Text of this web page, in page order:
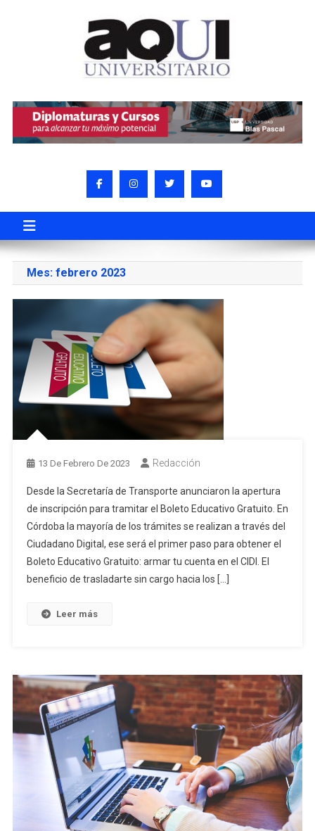
Mes: febrero 2023
13 De Febrero De 2023 Redacción
Desde la Secretaría de Transporte anunciaron la apertura
de inscripción para tramitar el Boleto Educativo Gratuito. En
Córdoba la mayoría de los trámites se realizan a través del
Ciudadano Digital, ese será el primer paso para obtener el
Boleto Educativo Gratuito: armar tu cuenta en el CIDI. El
beneficio de trasladarte sin cargo hacia los […]
Leer más